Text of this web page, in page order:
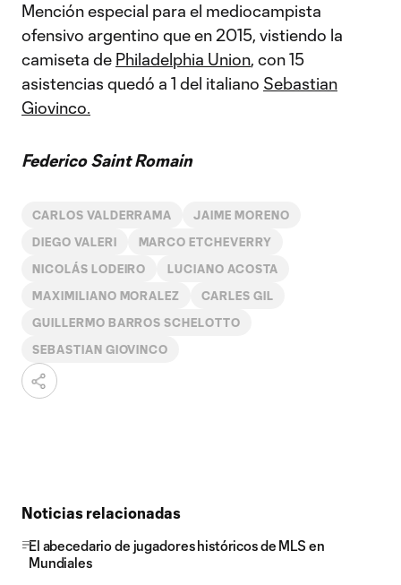
Mención especial para el mediocampista
ofensivo argentino que en 2015, vistiendo la
camiseta de Philadelphia Union, con 15
asistencias quedó a 1 del italiano Sebastian
Giovinco.
Federico Saint Romain
CARLOS VALDERRAMA JAIME MORENO
DIEGO VALERI MARCO ETCHEVERRY
NICOLÁS LODEIRO LUCIANO ACOSTA
MAXIMILIANO MORALEZ CARLES GIL
GUILLERMO BARROS SCHELOTTO
SEBASTIAN GIOVINCO
Noticias relacionadas
El abecedario de jugadores históricos de MLS en
Mundiales